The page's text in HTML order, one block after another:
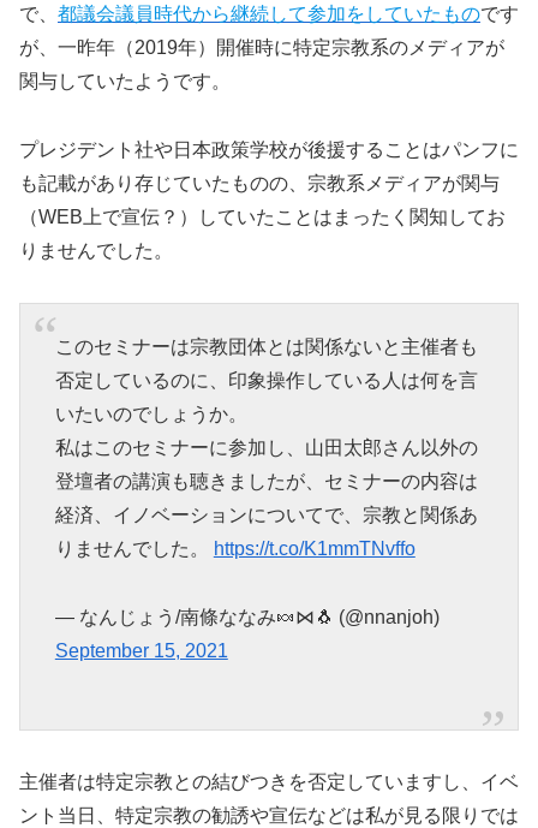
で、 都議会議員時代から継続して参加をしていたものです
が、一昨年（2019年）開催時に特定宗教系のメディアが
関与していたようです。
プレジデント社や日本政策学校が後援することはパンフに
も記載があり存じていたものの、宗教系メディアが関与
（WEB上で宣伝？）していたことはまったく関知してお
りませんでした。
このセミナーは宗教団体とは関係ないと主催者も
否定しているのに、印象操作している人は何を言
いたいのでしょうか。
私はこのセミナーに参加し、山田太郎さん以外の
登壇者の講演も聴きましたが、セミナーの内容は
経済、イノベーションについてで、宗教と関係あ
りませんでした。
https://t.co/K1mmTNvffo
— なんじょう/南條ななみ🍬⋈🐧 (@nnanjoh)
September 15, 2021
主催者は特定宗教との結びつきを否定していますし、イベ
ント当日、特定宗教の勧誘や宣伝などは私が見る限りでは